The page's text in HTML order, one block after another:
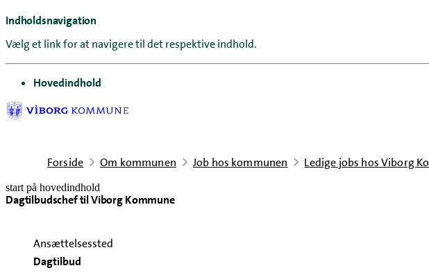
Indholdsnavigation
Vælg et link for at navigere til det respektive indhold.
gå til
Hovedindhold
Forside Om kommunen Job hos kommunen Ledige jobs hos Viborg
start på hovedindhold
Dagtilbudschef til Viborg Kommune
senest opdateret 4. august 2026
Ansættelsessted
Dagtilbud